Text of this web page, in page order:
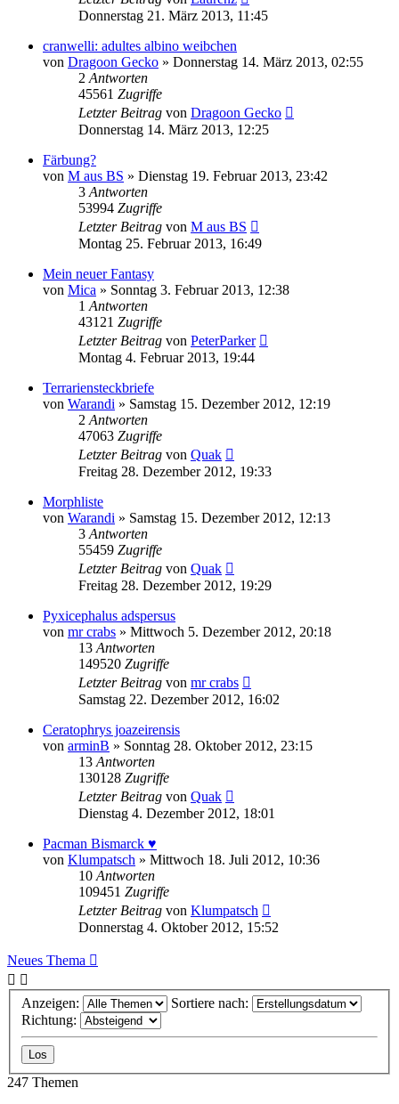
Donnerstag 21. März 2013, 11:45
cranwelli: adultes albino weibchen
von Dragoon Gecko » Donnerstag 14. März 2013, 02:55
2 Antworten
45561 Zugriffe
Letzter Beitrag von Dragoon Gecko
Donnerstag 14. März 2013, 12:25
Färbung?
von M aus BS » Dienstag 19. Februar 2013, 23:42
3 Antworten
53994 Zugriffe
Letzter Beitrag von M aus BS
Montag 25. Februar 2013, 16:49
Mein neuer Fantasy
von Mica » Sonntag 3. Februar 2013, 12:38
1 Antworten
43121 Zugriffe
Letzter Beitrag von PeterParker
Montag 4. Februar 2013, 19:44
Terrariensteckbriefe
von Warandi » Samstag 15. Dezember 2012, 12:19
2 Antworten
47063 Zugriffe
Letzter Beitrag von Quak
Freitag 28. Dezember 2012, 19:33
Morphliste
von Warandi » Samstag 15. Dezember 2012, 12:13
3 Antworten
55459 Zugriffe
Letzter Beitrag von Quak
Freitag 28. Dezember 2012, 19:29
Pyxicephalus adspersus
von mr crabs » Mittwoch 5. Dezember 2012, 20:18
13 Antworten
149520 Zugriffe
Letzter Beitrag von mr crabs
Samstag 22. Dezember 2012, 16:02
Ceratophrys joazeirensis
von arminB » Sonntag 28. Oktober 2012, 23:15
13 Antworten
130128 Zugriffe
Letzter Beitrag von Quak
Dienstag 4. Dezember 2012, 18:01
Pacman Bismarck ♥
von Klumpatsch » Mittwoch 18. Juli 2012, 10:36
10 Antworten
109451 Zugriffe
Letzter Beitrag von Klumpatsch
Donnerstag 4. Oktober 2012, 15:52
Neues Thema
Anzeigen:
Sortiere nach:
Richtung:
247 Themen